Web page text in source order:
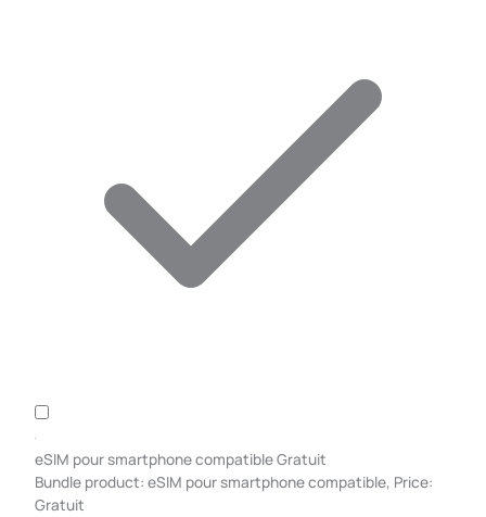
eSIM pour smartphone compatibleGratuit
Bundle product: eSIM pour smartphone compatible, Price:
Gratuit